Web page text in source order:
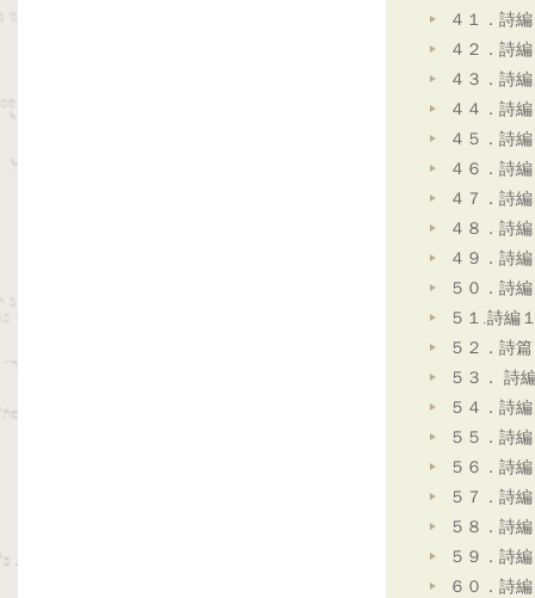
４１．詩
４２．詩
４３．詩
４４．詩
４５．詩
４６．詩
４７．詩
４８．詩
４９．詩
５０．詩
５１.詩編
５２．詩
５３． 詩
５４．詩
５５．詩
５６．詩
５７．詩
５８．詩
５９．詩
６０．詩